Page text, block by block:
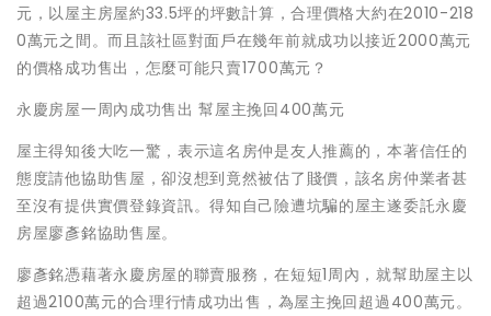
元，以屋主房屋約33.5坪的坪數計算，合理價格大約在2010-218
0萬元之間。而且該社區對面戶在幾年前就成功以接近2000萬元
的價格成功售出，怎麼可能只賣1700萬元？
永慶房屋一周內成功售出 幫屋主挽回400萬元
屋主得知後大吃一驚，表示這名房仲是友人推薦的，本著信任的
態度請他協助售屋，卻沒想到竟然被估了賤價，該名房仲業者甚
至沒有提供實價登錄資訊。得知自己險遭坑騙的屋主遂委託永慶
房屋廖彥銘協助售屋。
廖彥銘憑藉著永慶房屋的聯賣服務，在短短1周內，就幫助屋主以
超過2100萬元的合理行情成功出售，為屋主挽回超過400萬元。